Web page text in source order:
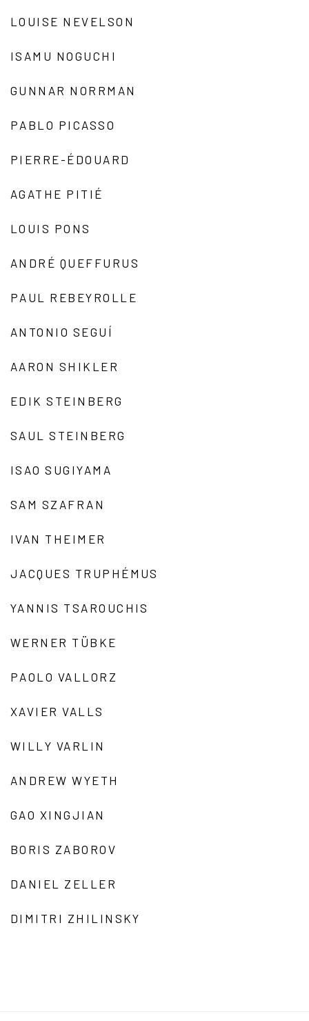
LOUISE NEVELSON
ISAMU NOGUCHI
GUNNAR NORRMAN
PABLO PICASSO
PIERRE-ÉDOUARD
AGATHE PITIÉ
LOUIS PONS
ANDRÉ QUEFFURUS
PAUL REBEYROLLE
ANTONIO SEGUÍ
AARON SHIKLER
EDIK STEINBERG
SAUL STEINBERG
ISAO SUGIYAMA
SAM SZAFRAN
IVAN THEIMER
JACQUES TRUPHÉMUS
YANNIS TSAROUCHIS
WERNER TÜBKE
PAOLO VALLORZ
XAVIER VALLS
WILLY VARLIN
ANDREW WYETH
GAO XINGJIAN
BORIS ZABOROV
DANIEL ZELLER
DIMITRI ZHILINSKY